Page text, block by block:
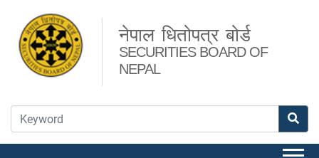
नेपाल धितोपत्र बोर्ड
SECURITIES BOARD OF
NEPAL